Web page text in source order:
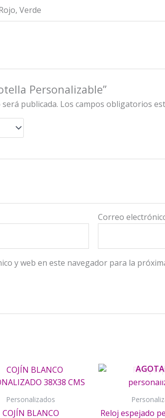
Verde
Personalizable”
publicada. Los campos obligatorios
Correo
y web en este navegador para la
Personalizados
COJÍN BLANCO
Reloj espejado